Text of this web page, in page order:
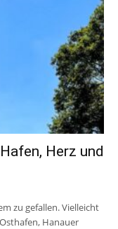
Herz und
zu gefallen. Vielleicht
Hanauer